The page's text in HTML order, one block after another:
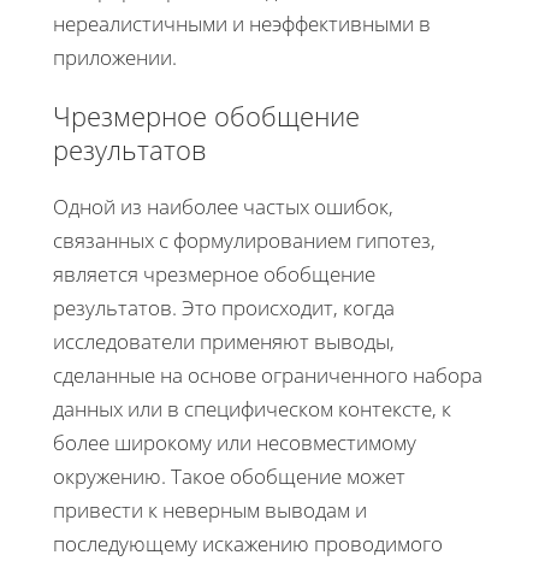
нереалистичными и неэффективными в
приложении.
Чрезмерное обобщение
результатов
Одной из наиболее частых ошибок,
связанных с формулированием гипотез,
является чрезмерное обобщение
результатов. Это происходит, когда
исследователи применяют выводы,
сделанные на основе ограниченного набора
данных или в специфическом контексте, к
более широкому или несовместимому
окружению. Такое обобщение может
привести к неверным выводам и
последующему искажению проводимого